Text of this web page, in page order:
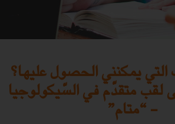
يمكنني الحصول عليها؟
لقب متقدّم في السّيكولوجيا
- “متام”